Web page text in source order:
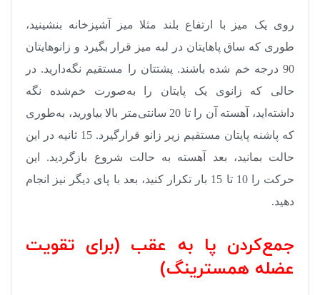
روی یک میز با ارتفاع بلند مثلا میز آشپزخانه بنشینید،
‌طوری که ساق پاهایتان در لبه میز قرار بگیرد و زانوهایتان
90 درجه خم شده باشند. پشتتان را مستقیم نگه‌دارید. در
حالی که زانوی‌ یک پایتان را به‌صورت خم‌شده نگه
داشته‌اید، آهسته آن را تا 20 سانتی‌متر بالا بیاورید، به‌طوری
که پاشنه پایتان مستقیم زیر زانو قرارگیرد. 15 ثانیه در این
حالت بمانید، بعد آهسته به حالت شروع بازگردید. این
حرکت را 10 تا 15 بار تکرار کنید، بعد با پای دیگر نیز انجام
دهید.
جمع‌کردن پا به عقب (برای تقویت
عضله همسترینگ)